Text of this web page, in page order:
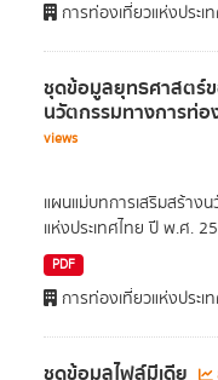
การท่องเที่ยวแห่งประเ
ชุดข้อมูลยุทธศาสตร์
นวัตกรรมทางการท่อ
views
แผนแม่บทการเสริมสร้าง
แห่งประเทศไทย ปี พ.ศ.
PDF
การท่องเที่ยวแห่งประเ